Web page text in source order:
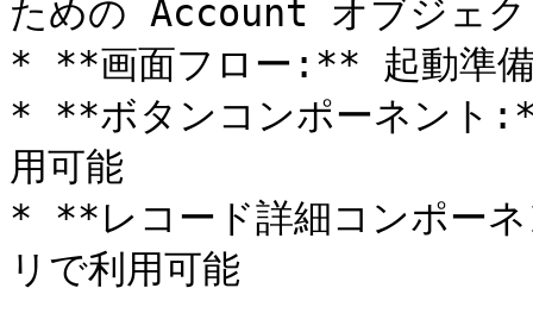
ための Account オブジェク
* **画面フロー:** 起動準備
* **ボタンコンポーネント
用可能
* **レコード詳細コンポー
リで利用可能